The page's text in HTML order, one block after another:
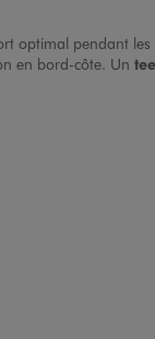
pendant les
en bord-côte. Un